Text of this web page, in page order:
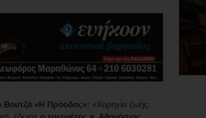
Βουτζά «Η Πρόοδος»: «Χορηγία ζωής: